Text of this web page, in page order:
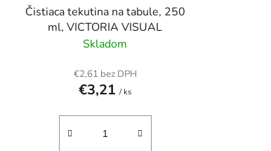
Čistiaca tekutina na tabule, 250
ml, VICTORIA VISUAL
Skladom
€2,61 bez DPH
€3,21/ ks